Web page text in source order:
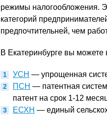
режимы налогообложения.
категорий
предпочтительней, чем
В Екатеринбурге вы
УСН — упрощенная
ПСН — патентная
патент на срок 1-12
ЕСХН — единый